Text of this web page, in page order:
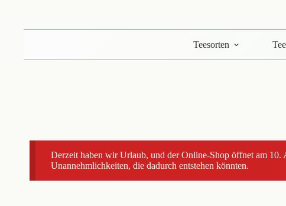
Teesorten
Derzeit haben wir Urlaub, und der Online-Shop öffnet am
Unannehmlichkeiten, die dadurch entstehen könnten.